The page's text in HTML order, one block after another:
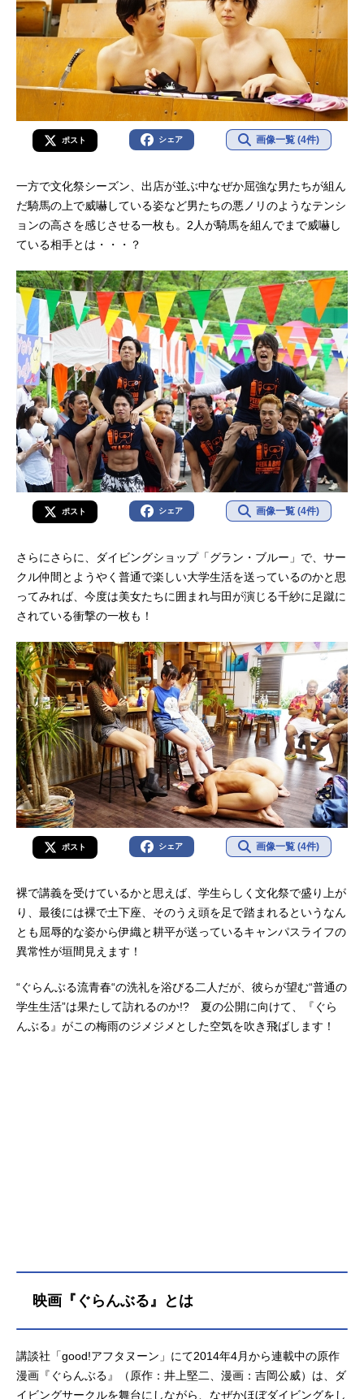
ポスト シェア 画像一覧 (4件)
一方で文化祭シーズン、出店が並ぶ中なぜか屈強な男たちが組ん
だ騎馬の上で威嚇している姿など男たちの悪ノリのようなテンシ
ョンの高さを感じさせる一枚も。2人が騎馬を組んでまで威嚇し
ている相手とは・・・？
ポスト シェア 画像一覧 (4件)
さらにさらに、ダイビングショップ「グラン・ブルー」で、サー
クル仲間とようやく普通で楽しい大学生活を送っているのかと思
ってみれば、今度は美女たちに囲まれ与田が演じる千紗に足蹴に
されている衝撃の一枚も！
ポスト シェア 画像一覧 (4件)
裸で講義を受けているかと思えば、学生らしく文化祭で盛り上が
り、最後には裸で土下座、そのうえ頭を足で踏まれるというなん
とも屈辱的な姿から伊織と耕平が送っているキャンパスライフの
異常性が垣間見えます！
“ぐらんぶる流青春“の洗礼を浴びる二人だが、彼らが望む“普通の
学生生活”は果たして訪れるのか!? 夏の公開に向けて、『ぐら
んぶる』がこの梅雨のジメジメとした空気を吹き飛ばします！
映画『ぐらんぶる』とは
講談社「good!アフタヌーン」にて2014年4月から連載中の原作
漫画『ぐらんぶる』（原作：井上堅二、漫画：吉岡公威）は、ダ
イビングサークルを舞台にしながら、なぜかほぼダイビングをし